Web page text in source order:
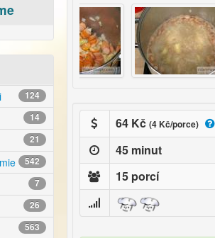
124
14
21
542
7
26
563
64 Kč (4 Kč/porce)
45 minut
15 porcí